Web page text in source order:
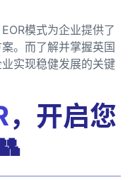
模式为企业提供了
。而了解并掌握英国
实现稳健发展的关键
，开启您